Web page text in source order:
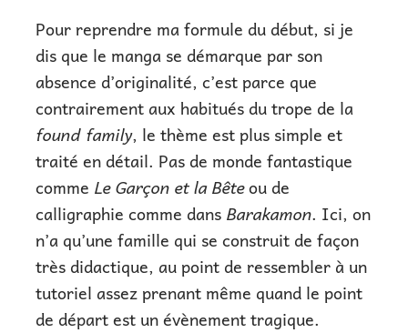
Pour reprendre ma formule du début, si je
dis que le manga se démarque par son
absence d’originalité, c’est parce que
contrairement aux habitués du trope de la
found family, le thème est plus simple et
traité en détail. Pas de monde fantastique
comme Le Garçon et la Bêteou de
calligraphie comme dans Barakamon. Ici, on
n’a qu’une famille qui se construit de façon
très didactique, au point de ressembler à un
tutoriel assez prenant même quand le point
de départ est un évènement tragique.